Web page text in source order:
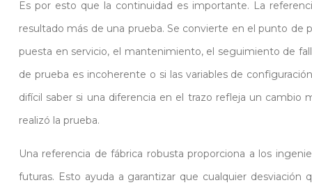
Es por esto que la continuidad es importante. La
resultado más de una prueba. Se convierte en el punto de
puesta en servicio, el mantenimiento, el seguimiento de
de prueba es incoherente o si las variables de
difícil saber si una diferencia en el trazo refleja un cambio
realizó la prueba.
Una referencia de fábrica robusta proporciona a los
futuras. Esto ayuda a garantizar que cualquier